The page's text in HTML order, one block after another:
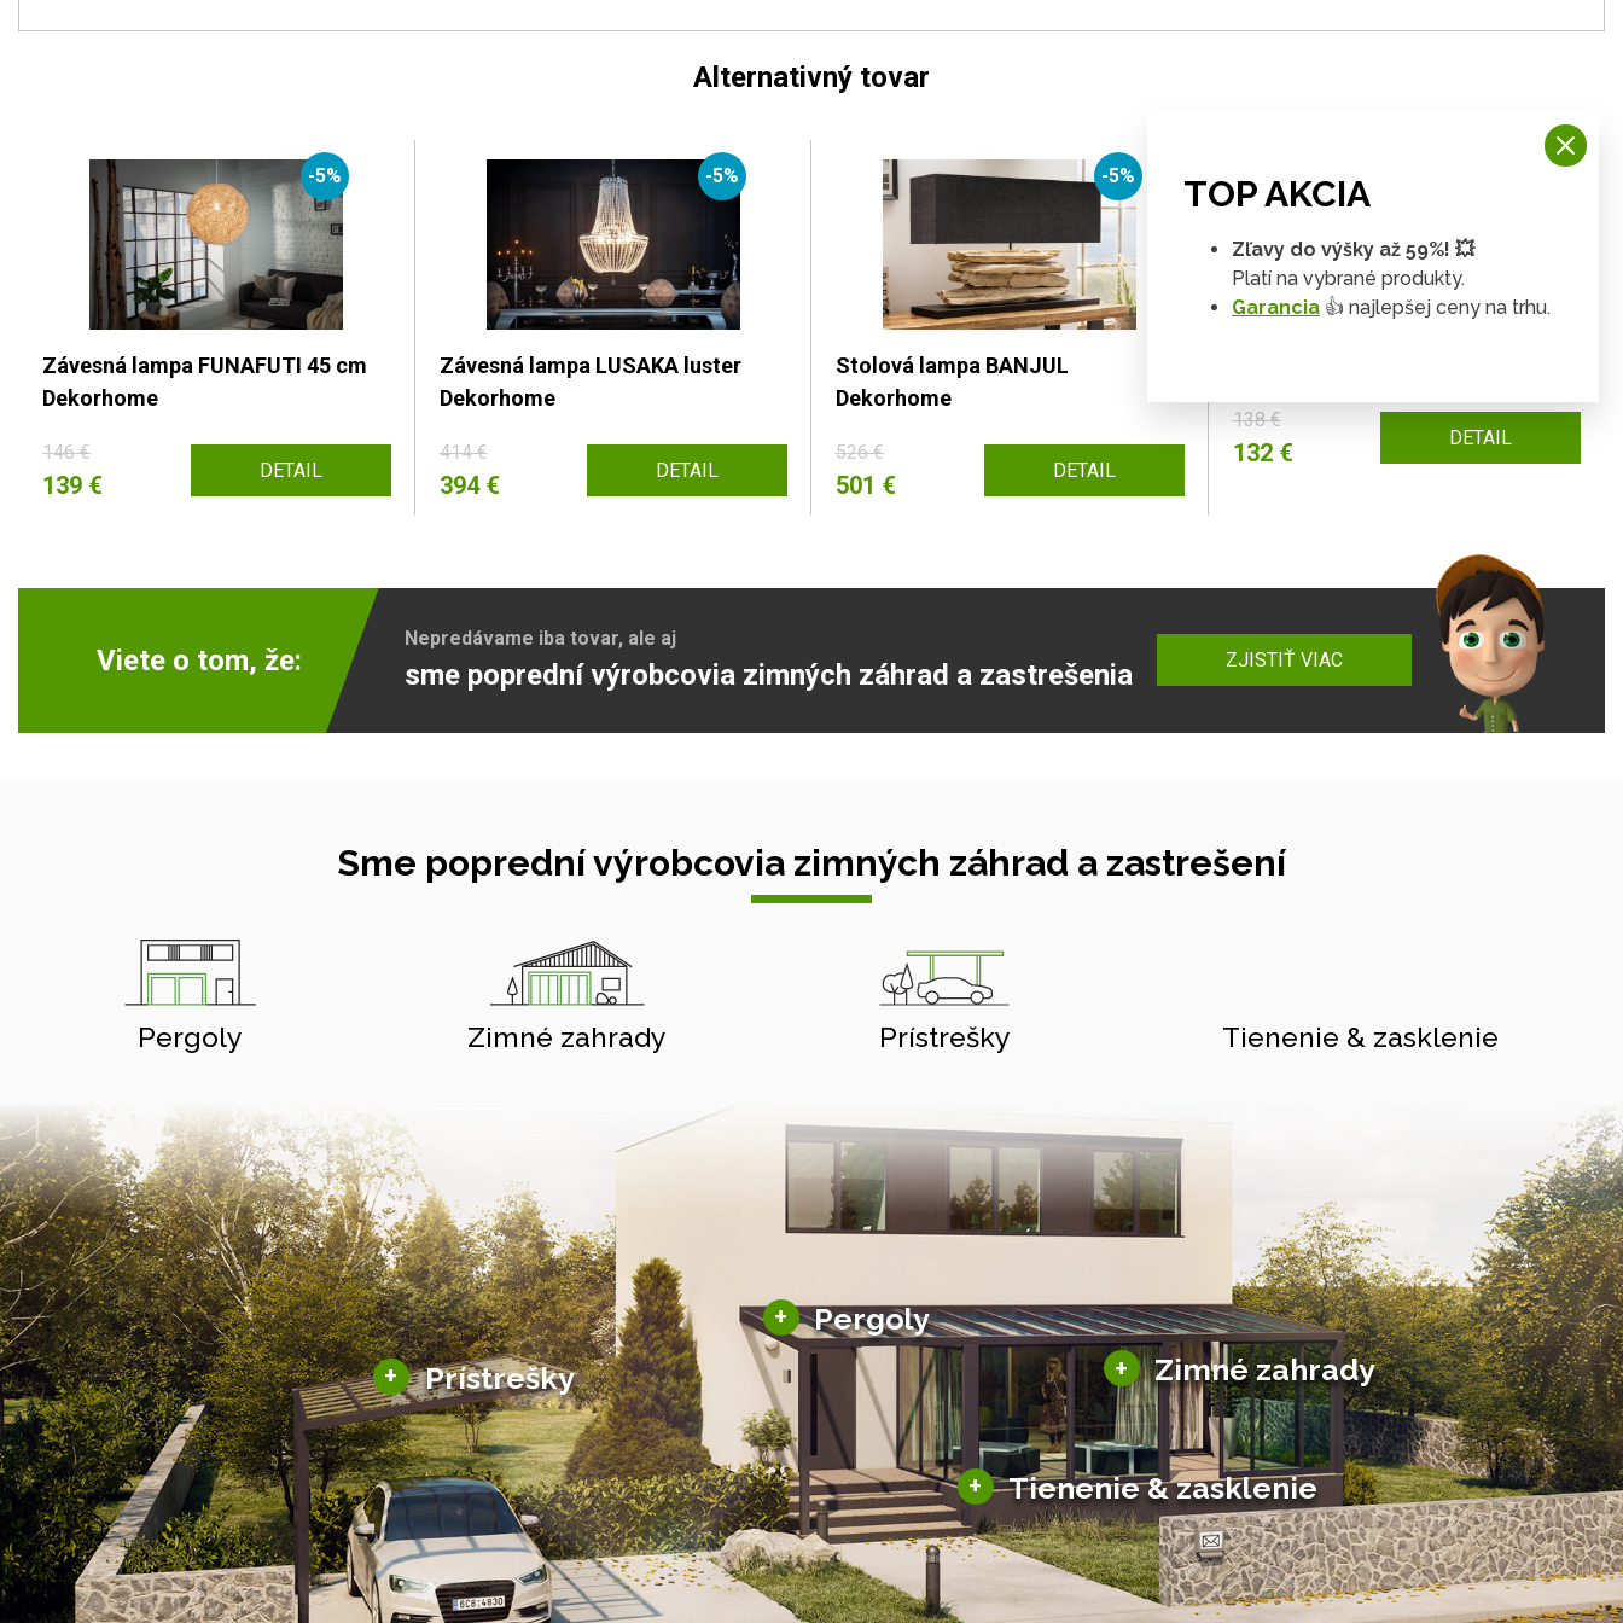
Alternativný tovar
-5%
Závesná lampa FUNAFUTI 45 cm
Dekorhome
146 €
139 € DETAIL
-5%
Závesná lampa LUSAKA luster
Dekorhome
414 €
394 € DETAIL
-5%
Stolová lampa BANJUL
Dekorhome
526 €
501 € DETAIL
138 €
132 € DETAIL
Viete o tom, že:
Nepredávame iba tovar, ale aj
sme poprední výrobcovia zimných záhrad a zastrešenia ZJISTIŤ VIAC
Sme poprední výrobcovia zimných záhrad a zastrešení
Pergoly Zimné zahrady Prístrešky Tienenie & zasklenie
+ Pergoly
Hliníkové pergoly
Bioklimatické pergoly
Altány a zastrešenie
Solárne pergoly
+ Zimné zahrady
Sezónne zimné záhrady
Hliníkové zimné záhrady
Posuvné zimné záhrady
Solárne zimné záhrady
+ Prístrešky
Hliníkové prístrešky
Solárne prístrešky pre auto
+ Tienenie & zasklenie
Tienenie
Zasklenie
TOP AKCIA
Zľavy do výšky až 59%! 💥
Platí na vybrané produkty.
Garancia 👍 najlepšej ceny na trhu.